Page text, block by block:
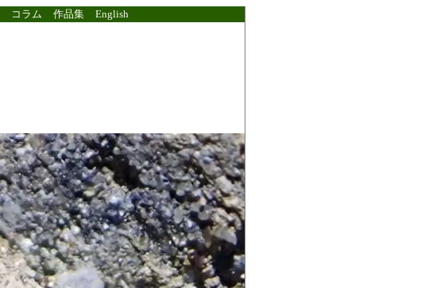
コラム 作品集 English